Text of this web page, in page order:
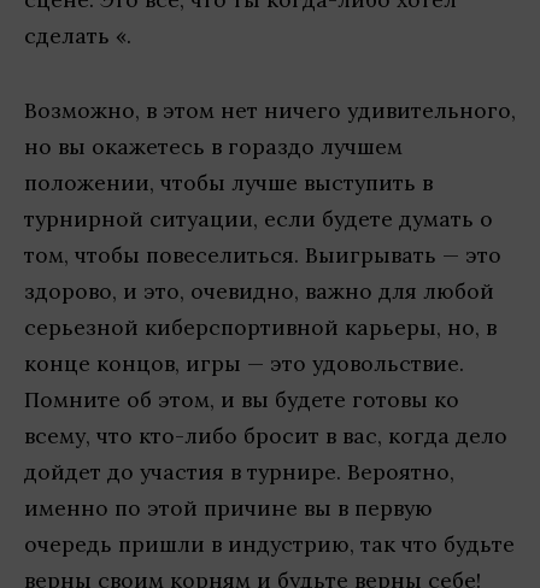
сделать «.
Возможно, в этом нет ничего удивительного,
но вы окажетесь в гораздо лучшем
положении, чтобы лучше выступить в
турнирной ситуации, если будете думать о
том, чтобы повеселиться. Выигрывать — это
здорово, и это, очевидно, важно для любой
серьезной киберспортивной карьеры, но, в
конце концов, игры — это удовольствие.
Помните об этом, и вы будете готовы ко
всему, что кто-либо бросит в вас, когда дело
дойдет до участия в турнире. Вероятно,
именно по этой причине вы в первую
очередь пришли в индустрию, так что будьте
верны своим корням и будьте верны себе!